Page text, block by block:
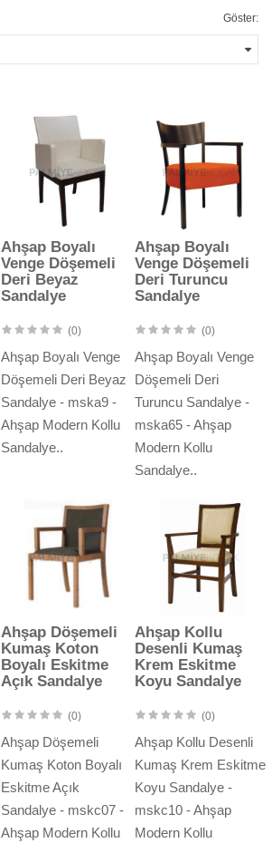
Göster:
Ahşap Boyalı
Venge Döşemeli
Deri Beyaz
Sandalye
(0)
Ahşap Boyalı Venge
Döşemeli Deri Beyaz
Sandalye - mska9 -
Ahşap Modern Kollu
Sandalye..
Ahşap Boyalı
Venge Döşemeli
Deri Turuncu
Sandalye
(0)
Ahşap Boyalı Venge
Döşemeli Deri
Turuncu Sandalye -
mska65 - Ahşap
Modern Kollu
Sandalye..
Ahşap Döşemeli
Kumaş Koton
Boyalı Eskitme
Açık Sandalye
(0)
Ahşap Döşemeli
Kumaş Koton Boyalı
Eskitme Açık
Sandalye - mskc07 -
Ahşap Modern Kollu
Ahşap Kollu
Desenli Kumaş
Krem Eskitme
Koyu Sandalye
(0)
Ahşap Kollu Desenli
Kumaş Krem Eskitme
Koyu Sandalye -
mskc10 - Ahşap
Modern Kollu